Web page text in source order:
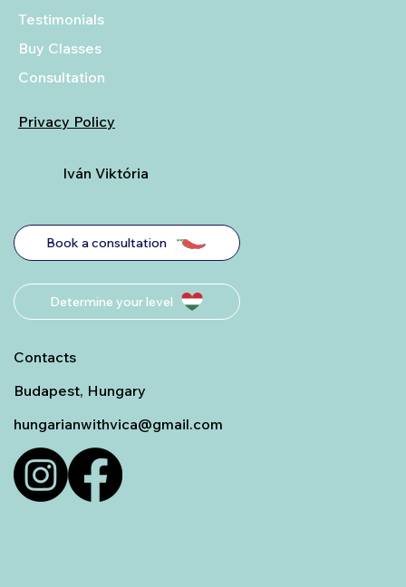
Iván Viktória
Book a consultation
Determine your level
Testimonials
Buy Classes
Consultation
Privacy Policy
Contacts
Budapest, Hungary
hungarianwithvica@gmail.com